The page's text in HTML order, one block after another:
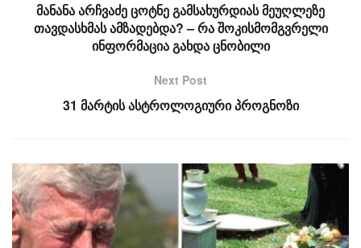
მანანა არჩვაძე ცოტნე გამსახურდიას მეუღლეზე
თავდასხმას ამზადებდა? – რა შოკისმომგვრელი
ინფორმაცია გახდა ცნობილი
Next Post
31 მარტის ასტროლოგიური პროგნოზი